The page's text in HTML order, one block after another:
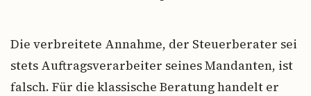
Die verbreitete Annahme, der Steuerberater sei
stets Auftragsverarbeiter seines Mandanten, ist
falsch. Für die klassische Beratung handelt er